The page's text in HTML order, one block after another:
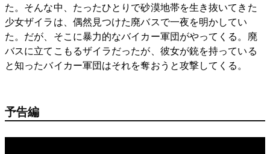
た。そんな中、たったひとりで砂漠地帯を生き抜いてきた
少女ザイラは、偶然見つけた廃バスで一夜を明かしてい
た。だが、そこに暴力的なバイカー軍団がやってくる。廃
バスに立てこもるザイラだったが、彼女が銃を持っている
と知ったバイカー軍団はそれを奪おうと攻撃してくる。
予告編